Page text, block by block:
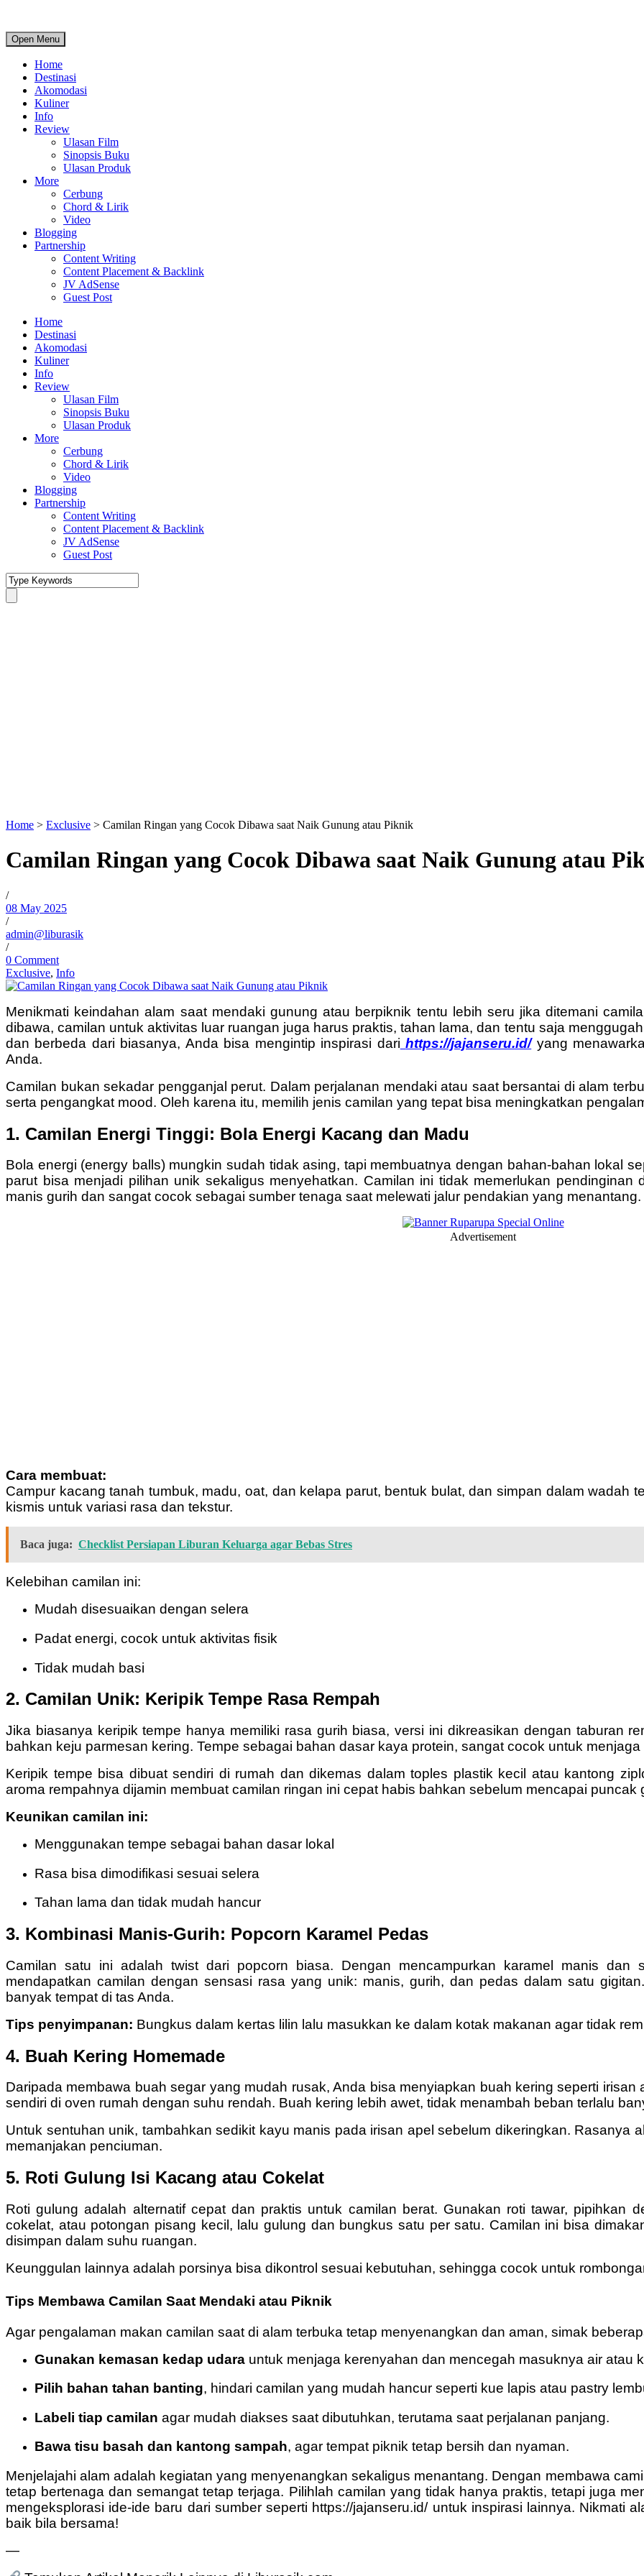
Open Menu
Home
Destinasi
Akomodasi
Kuliner
Info
Review
Ulasan Film
Sinopsis Buku
Ulasan Produk
More
Cerbung
Chord & Lirik
Video
Blogging
Partnership
Content Writing
Content Placement & Backlink
JV AdSense
Guest Post
Home
Destinasi
Akomodasi
Kuliner
Info
Review
Ulasan Film
Sinopsis Buku
Ulasan Produk
More
Cerbung
Chord & Lirik
Video
Blogging
Partnership
Content Writing
Content Placement & Backlink
JV AdSense
Guest Post
Home > Exclusive > Camilan Ringan yang Cocok Dibawa saat Naik Gunung atau Piknik
Camilan Ringan yang Cocok Dibawa saat Naik Gunung atau
/
08 May 2025
/
admin@liburasik
/
0 Comment
Exclusive, Info
Menikmati keindahan alam saat mendaki gunung atau berpiknik tentu lebih seru jika ditemani
dibawa, camilan untuk aktivitas luar ruangan juga harus praktis, tahan lama, dan tentu saja
dan berbeda dari biasanya, Anda bisa mengintip inspirasi dari https://jajanseru.id/yang
Anda.
Camilan bukan sekadar pengganjal perut. Dalam perjalanan mendaki atau saat bersantai di alam
serta pengangkat mood. Oleh karena itu, memilih jenis camilan yang tepat bisa meningkatkan
1. Camilan Energi Tinggi: Bola Energi Kacang dan Madu
Bola energi (energy balls) mungkin sudah tidak asing, tapi membuatnya dengan bahan-bahan lokal
parut bisa menjadi pilihan unik sekaligus menyehatkan. Camilan ini tidak memerlukan
manis gurih dan sangat cocok sebagai sumber tenaga saat melewati jalur pendakian yang menantang.
Advertisement
Cara membuat:
Campur kacang tanah tumbuk, madu, oat, dan kelapa parut, bentuk bulat, dan simpan dalam wadah
kismis untuk variasi rasa dan tekstur.
Baca juga: Checklist Persiapan Liburan Keluarga agar Bebas Stres
Kelebihan camilan ini:
Mudah disesuaikan dengan selera
Padat energi, cocok untuk aktivitas fisik
Tidak mudah basi
2. Camilan Unik: Keripik Tempe Rasa Rempah
Jika biasanya keripik tempe hanya memiliki rasa gurih biasa, versi ini dikreasikan dengan taburan
bahkan keju parmesan kering. Tempe sebagai bahan dasar kaya protein, sangat cocok untuk
Keripik tempe bisa dibuat sendiri di rumah dan dikemas dalam toples plastik kecil atau kantong
aroma rempahnya dijamin membuat camilan ringan ini cepat habis bahkan sebelum mencapai puncak
Keunikan camilan ini:
Menggunakan tempe sebagai bahan dasar lokal
Rasa bisa dimodifikasi sesuai selera
Tahan lama dan tidak mudah hancur
3. Kombinasi Manis-Gurih: Popcorn Karamel Pedas
Camilan satu ini adalah twist dari popcorn biasa. Dengan mencampurkan karamel manis
mendapatkan camilan dengan sensasi rasa yang unik: manis, gurih, dan pedas dalam satu
banyak tempat di tas Anda.
Tips penyimpanan: Bungkus dalam kertas lilin lalu masukkan ke dalam kotak makanan agar tidak
4. Buah Kering Homemade
Daripada membawa buah segar yang mudah rusak, Anda bisa menyiapkan buah kering seperti
sendiri di oven rumah dengan suhu rendah. Buah kering lebih awet, tidak menambah beban terlalu
Untuk sentuhan unik, tambahkan sedikit kayu manis pada irisan apel sebelum dikeringkan. Rasanya
memanjakan penciuman.
5. Roti Gulung Isi Kacang atau Cokelat
Roti gulung adalah alternatif cepat dan praktis untuk camilan berat. Gunakan roti tawar, pipihkan
cokelat, atau potongan pisang kecil, lalu gulung dan bungkus satu per satu. Camilan ini bisa
disimpan dalam suhu ruangan.
Keunggulan lainnya adalah porsinya bisa dikontrol sesuai kebutuhan, sehingga cocok untuk
Tips Membawa Camilan Saat Mendaki atau Piknik
Agar pengalaman makan camilan saat di alam terbuka tetap menyenangkan dan aman, simak
Gunakan kemasan kedap udara untuk menjaga kerenyahan dan mencegah masuknya air atau
Pilih bahan tahan banting, hindari camilan yang mudah hancur seperti kue lapis atau pastry
Labeli tiap camilan agar mudah diakses saat dibutuhkan, terutama saat perjalanan panjang.
Bawa tisu basah dan kantong sampah, agar tempat piknik tetap bersih dan nyaman.
Menjelajahi alam adalah kegiatan yang menyenangkan sekaligus menantang. Dengan membawa
tetap bertenaga dan semangat tetap terjaga. Pilihlah camilan yang tidak hanya praktis, tetapi juga
mengeksplorasi ide-ide baru dari sumber seperti https://jajanseru.id/ untuk inspirasi lainnya. Nikmati
baik bila bersama!
—